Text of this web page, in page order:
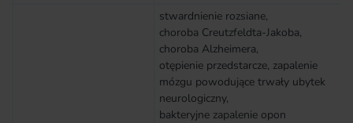
stwardnienie rozsiane,
choroba Creutzfeldta-Jakoba,
choroba Alzheimera,
otępienie przedstarcze, zapalenie
mózgu powodujące trwały ubytek
neurologiczny,
bakteryjne zapalenie opon